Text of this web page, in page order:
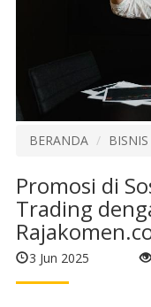
BERANDA BISNIS
Promosi di
Trading
3 Jun 2025